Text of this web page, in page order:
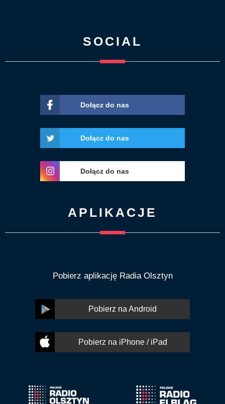
SOCIAL
Dołącz do nas
Dołącz do nas
Dołącz do nas
APLIKACJE
Pobierz aplikację Radia Olsztyn
Pobierz na Android
Pobierz na iPhone / iPad